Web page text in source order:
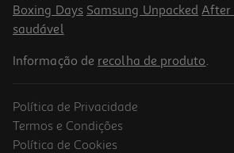
Boxing Days Samsung Unpacked After
saudável
Informação de recolha de produto.
Política de Privacidade
Termos e Condições
Política de Cookies